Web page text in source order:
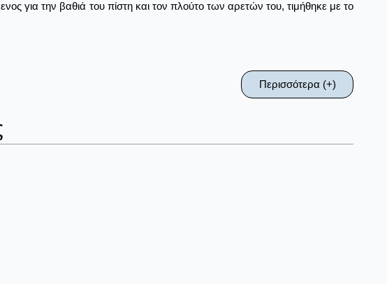
για την βαθιά του πίστη και τον πλούτο των αρετών του, τιμήθηκε με το
Περισσότερα (+)